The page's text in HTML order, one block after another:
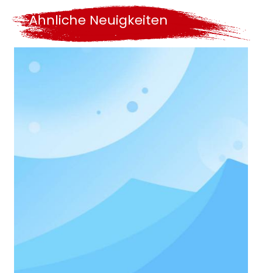
Ähnliche Neuigkeiten